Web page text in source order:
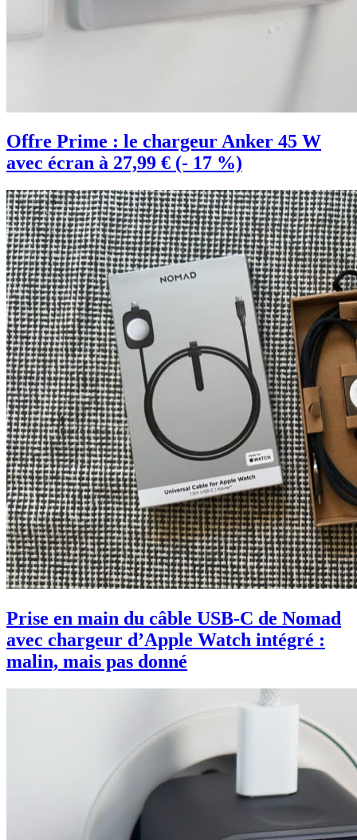
Offre Prime : le chargeur Anker 45 W
avec écran à 27,99 € (- 17 %)
Prise en main du câble USB-C de Nomad
avec chargeur d’Apple Watch intégré :
malin, mais pas donné